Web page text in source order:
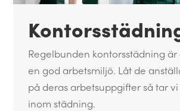
Regelbunden kontorsstädning
en god arbetsmiljö. Låt de
på deras arbetsuppgifter så tar
inom städning.